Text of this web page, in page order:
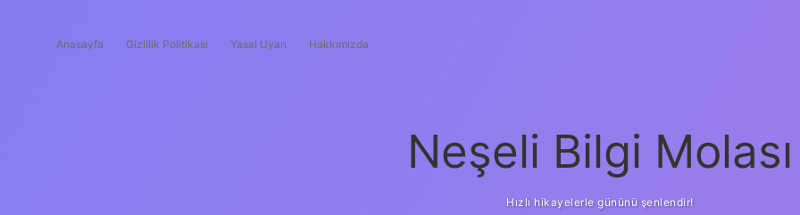
Anasayfa Gizlilik Politikası Yasal Uyarı Hakkımızda
Neşeli Bilgi Molası
Hızlı hikayelerle gününü şenlendir!